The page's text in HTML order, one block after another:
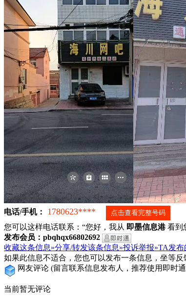
电话/手机： 1780623**** 点击查看完整号码
您可以这样电话联系：“您好，我从 即墨信息港看到
发布会员：pbqhqx66802692
收藏这条信息»分享/转发该条信息»投诉举报»TA发布
如果此信息不适合，您也可以发布一条信息，坐等反
网友评论 (留言联系信息发布人，推荐使用即时
当前暂无评论